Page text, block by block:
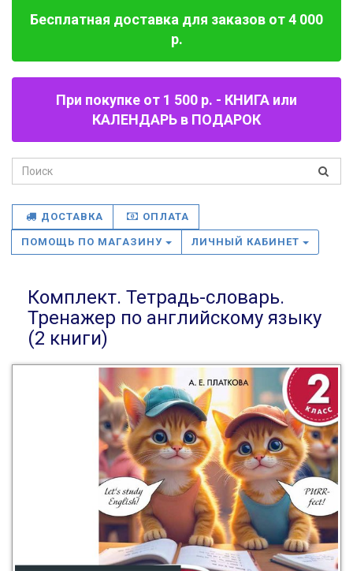
Бесплатная доставка для заказов от 4 000
р.
При покупке от 1 500 р. - КНИГА или
КАЛЕНДАРЬ в ПОДАРОК
ДОСТАВКА ОПЛАТА
ПОМОЩЬ ПО МАГАЗИНУ ЛИЧНЫЙ КАБИНЕТ
Комплект. Тетрадь-словарь.
Тренажер по английскому языку
(2 книги)